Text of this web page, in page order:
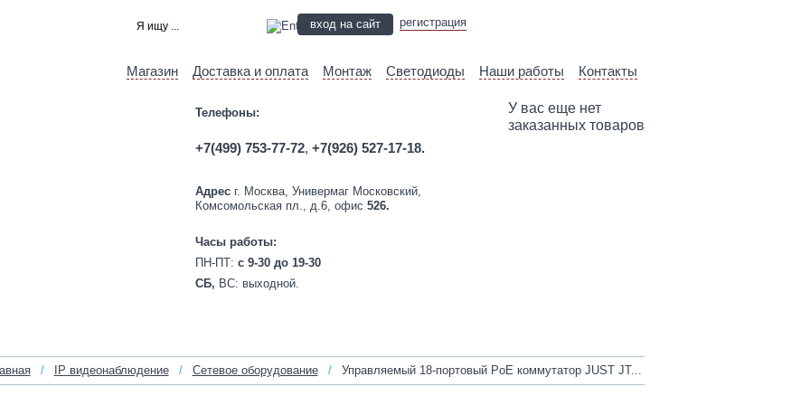
вход на сайт регистрация
Магазин Доставка и оплата Монтаж Светодиоды Наши работы Контакты
У вас еще нет
заказанных товаров
Телефоны:
+7(499) 753-77-72, +7(926) 527-17-18.
Адресг. Москва, Универмаг Московский,
Комсомольская пл., д.6, офис 526.
Часы работы:
ПН-ПТ: c 9-30 до 19-30
СБ, ВС: выходной.
/ IP видеонаблюдение / Сетевое оборудование / Управляемый 18-портовый PoE коммутатор JUST JT...